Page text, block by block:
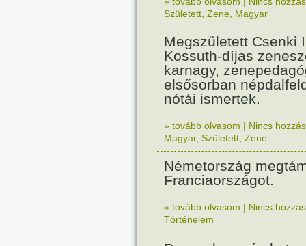
Született Zene Magyar
Megszületett Csenki
Kossuth-díjas
karnagy,
elsősorban
nótái ismertek.
» tovább olvasom | Nincs
Magyar, Született Zene
Németország
Franciaországot.
» tovább olvasom | Nincs
Történelem